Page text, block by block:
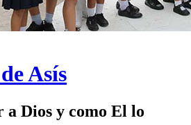
Asís
Dios y como El lo